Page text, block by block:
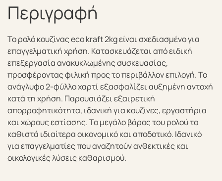
Περιγραφή
Το ρολό κουζίνας eco kraft 2kg είναι σχεδιασμένο για
επαγγελματική χρήση. Κατασκευάζεται από ειδική
επεξεργασία ανακυκλωμένης συσκευασίας,
προσφέροντας φιλική προς το περιβάλλον επιλογή. Το
ανάγλυφο 2-φύλλο χαρτί εξασφαλίζει αυξημένη αντοχή
κατά τη χρήση. Παρουσιάζει εξαιρετική
απορροφητικότητα, ιδανική για κουζίνες, εργαστήρια
και χώρους εστίασης. Το μεγάλο βάρος του ρολού το
καθιστά ιδιαίτερα οικονομικό και αποδοτικό. Ιδανικό
για επαγγελματίες που αναζητούν ανθεκτικές και
οικολογικές λύσεις καθαρισμού.